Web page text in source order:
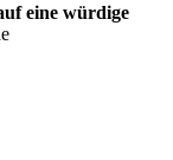
eine würdige